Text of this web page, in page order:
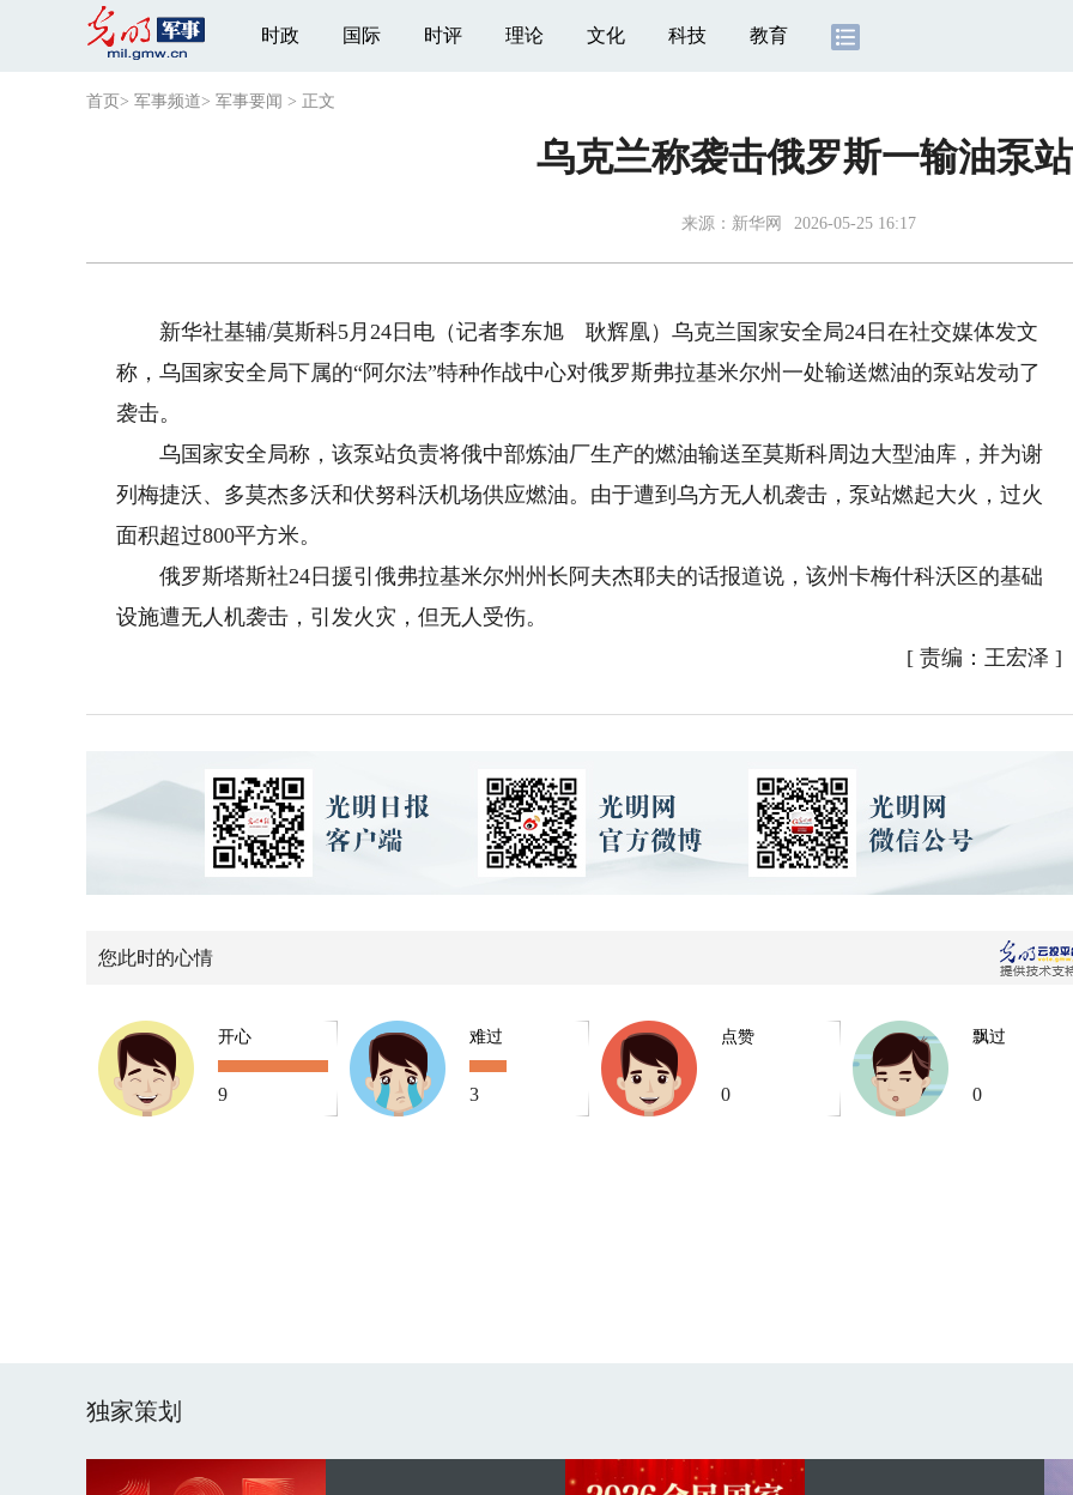
时政 国际 时评 理论 文化 科技 教育
首页 > 军事频道> 军事要闻 > 正文
乌克兰称袭击俄罗斯一输油泵站
来源： 新华网 2026-05-25 16:17
新华社基辅/莫斯科5月24日电（记者李东旭 耿辉凰）乌克兰国家安全局24日在社交媒体发文
称，乌国家安全局下属的“阿尔法”特种作战中心对俄罗斯弗拉基米尔州一处输送燃油的泵站发动了
袭击。
乌国家安全局称，该泵站负责将俄中部炼油厂生产的燃油输送至莫斯科周边大型油库，并为谢
列梅捷沃、多莫杰多沃和伏努科沃机场供应燃油。由于遭到乌方无人机袭击，泵站燃起大火，过火
面积超过800平方米。
俄罗斯塔斯社24日援引俄弗拉基米尔州州长阿夫杰耶夫的话报道说，该州卡梅什科沃区的基础
设施遭无人机袭击，引发火灾，但无人受伤。
[ 责编：王宏泽 ]
您此时的心情
开心
9
难过
3
点赞
0
飘过
0
独家策划